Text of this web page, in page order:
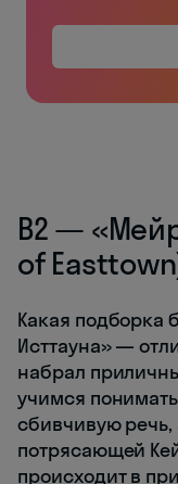
B2 —
of
Какая подборка
Исттауна» —
набрал
учимся
сбивчивую
потрясающей
происходит в